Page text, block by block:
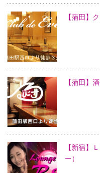
【蒲田】
【蒲田】
【新宿】
ー）